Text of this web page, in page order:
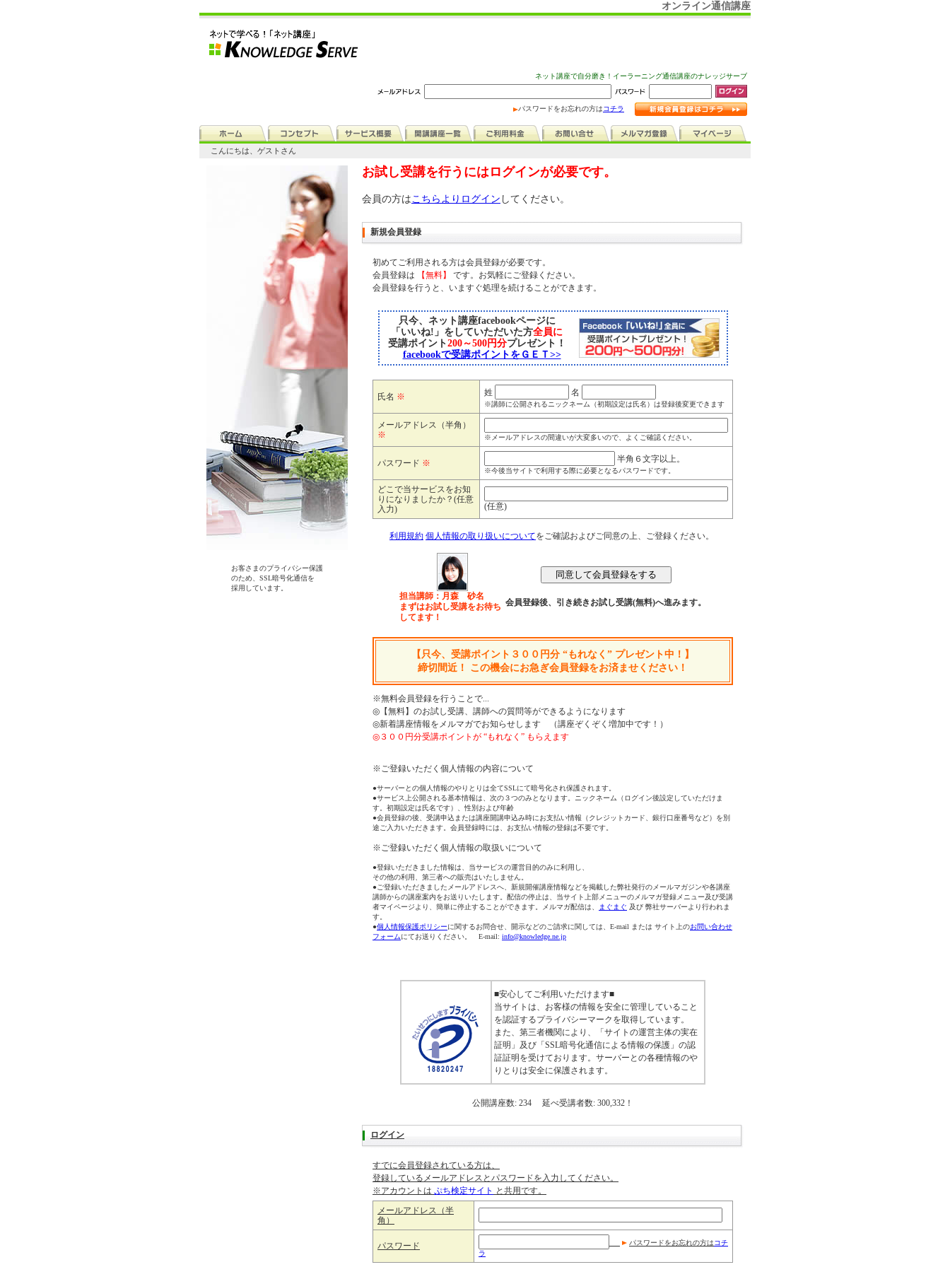
オンライン通信講座
ネット講座で自分磨き！イーラーニング通信講座のナレッジサーブ
パスワードをお忘れの方はコチラ
こんにちは、ゲストさん
お客さまのプライバシー保護
のため、SSL暗号化通信を
採用しています。
お試し受講を行うにはログインが必要です。
会員の方はこちらよりログイン してください。
新規会員登録
初めてご利用される方は会員登録が必要です。
会員登録は 【無料】
です。お気軽にご登録ください。
会員登録を行うと、いますぐ処理を続けることができます。
只今、ネット講座facebookページに
「いいね!」をしていただいた方全員に
受講ポイント200～500円分プレゼント！
facebookで受講ポイントをＧＥＴ>>
氏名 ※ 姓 名
※講師に公開されるニックネーム（初期設定は氏名）は登録後変更できます
メールアドレス（半角）
※
※メールアドレスの間違いが大変多いので、よくご確認ください。
パスワード ※ 半角６文字以上。
※今後当サイトで利用する際に必要となるパスワードです。
どこで当サービスをお知
りになりましたか？(任意
入力)
(任意)
利用規約 個人情報の取り扱いについてをご確認およびご同意の上、ご登録ください。
担当講師：月森 砂名
まずはお試し受講をお待ち
してます！
会員登録後、引き続きお試し受講(無料)へ進みます。
【只今、受講ポイント３００円分 “もれなく” プレゼント中！】
締切間近！ この機会にお急ぎ会員登録をお済ませください！
※無料会員登録を行うことで...
◎【無料】のお試し受講、講師への質問等ができるようになります
◎新着講座情報をメルマガでお知らせします （講座ぞくぞく増加中です！）
◎３００円分受講ポイントが “もれなく” もらえます
※ご登録いただく個人情報の内容について
●サーバーとの個人情報のやりとりは全てSSLにて暗号化され保護されます。
●サービス上公開される基本情報は、次の３つのみとなります。ニックネーム（ログイン後設定していただけま
す。初期設定は氏名です）、性別および年齢
●会員登録の後、受講申込または講座開講申込み時にお支払い情報（クレジットカード、銀行口座番号など）を別
途ご入力いただきます。会員登録時には、お支払い情報の登録は不要です。
※ご登録いただく個人情報の取扱いについて
●登録いただきました情報は、当サービスの運営目的のみに利用し、
その他の利用、第三者への販売はいたしません。
●ご登録いただきましたメールアドレスへ、新規開催講座情報などを掲載した弊社発行のメールマガジンや各講座
講師からの講座案内をお送りいたします。配信の停止は、当サイト上部メニューのメルマガ登録メニュー及び受講
者マイページより、簡単に停止することができます。メルマガ配信は、
まぐまぐ 及び 弊社サーバーより行われま
す。
●個人情報保護ポリシーに関するお問合せ、開示などのご請求に関しては、E-mail または サイト上のお問い合わせ
フォームにてお送りください。 E-mail: info@knowledge.ne.jp
■安心してご利用いただけます■
当サイトは、お客様の情報を安全に管理していること
を認証するプライバシーマークを取得しています。
また、第三者機関により、「サイトの運営主体の実在
証明」及び「SSL暗号化通信による情報の保護」の認
証証明を受けております。サーバーとの各種情報のや
りとりは安全に保護されます。
公開講座数: 234 延べ受講者数: 300,332！
ログイン
すでに会員登録されている方は、
登録しているメールアドレスとパスワードを入力してください。
※アカウントは ぷち検定サイト と共用です。
メールアドレス（半
角）
パスワード パスワードをお忘れの方はコチ
ラ